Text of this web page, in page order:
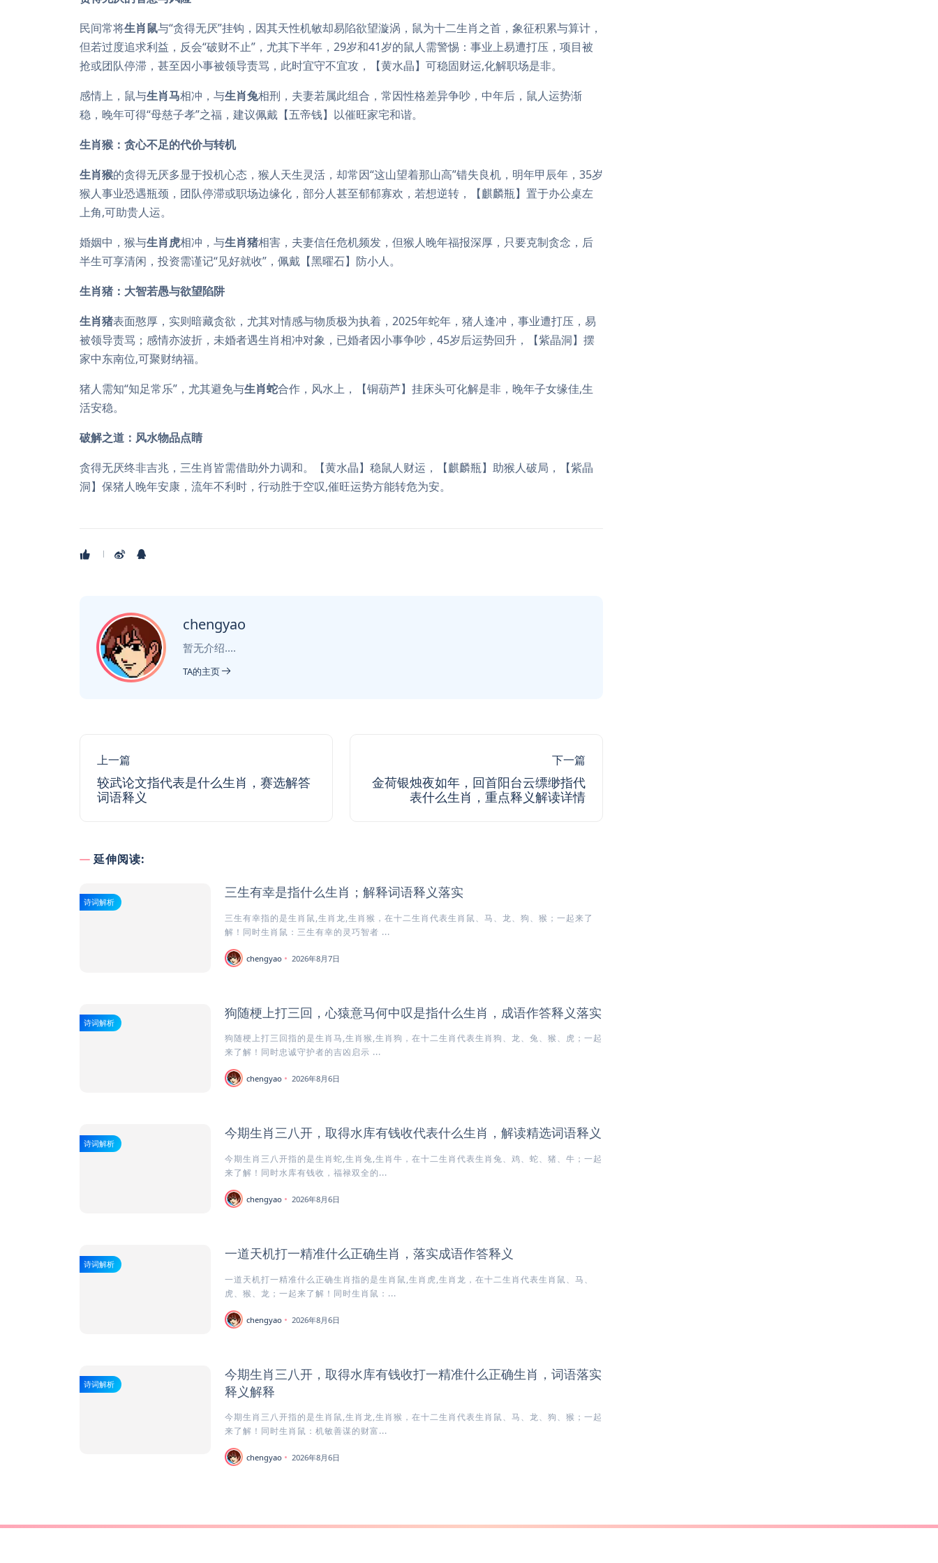
民间常将生肖鼠与“贪得无厌”挂钩，因其天性机敏却易陷欲望漩涡，鼠为十二生肖之首，象征积累与算计，
但若过度追求利益，反会“破财不止”，尤其下半年，29岁和41岁的鼠人需警惕：事业上易遭打压，项目被
抢或团队停滞，甚至因小事被领导责骂，此时宜守不宜攻，【黄水晶】可稳固财运,化解职场是非。
感情上，鼠与生肖马相冲，与生肖兔相刑，夫妻若属此组合，常因性格差异争吵，中年后，鼠人运势渐
稳，晚年可得“母慈子孝”之福，建议佩戴【五帝钱】以催旺家宅和谐。
生肖猴：贪心不足的代价与转机
生肖猴的贪得无厌多显于投机心态，猴人天生灵活，却常因“这山望着那山高”错失良机，明年甲辰年，35岁
猴人事业恐遇瓶颈，团队停滞或职场边缘化，部分人甚至郁郁寡欢，若想逆转，【麒麟瓶】置于办公桌左
上角,可助贵人运。
婚姻中，猴与生肖虎相冲，与生肖猪相害，夫妻信任危机频发，但猴人晚年福报深厚，只要克制贪念，后
半生可享清闲，投资需谨记“见好就收”，佩戴【黑曜石】防小人。
生肖猪：大智若愚与欲望陷阱
生肖猪表面憨厚，实则暗藏贪欲，尤其对情感与物质极为执着，2025年蛇年，猪人逢冲，事业遭打压，易
被领导责骂；感情亦波折，未婚者遇生肖相冲对象，已婚者因小事争吵，45岁后运势回升，【紫晶洞】摆
家中东南位,可聚财纳福。
猪人需知“知足常乐”，尤其避免与生肖蛇合作，风水上，【铜葫芦】挂床头可化解是非，晚年子女缘佳,生
活安稳。
破解之道：风水物品点睛
贪得无厌终非吉兆，三生肖皆需借助外力调和。【黄水晶】稳鼠人财运，【麒麟瓶】助猴人破局，【紫晶
洞】保猪人晚年安康，流年不利时，行动胜于空叹,催旺运势方能转危为安。
chengyao
暂无介绍....
TA的主页
上一篇
较武论文指代表是什么生肖，赛选解答
词语释义
下一篇
金荷银烛夜如年，回首阳台云缥缈指代
表什么生肖，重点释义解读详情
延伸阅读:
诗词解析
三生有幸是指什么生肖；解释词语释义落实
三生有幸指的是生肖鼠,生肖龙,生肖猴，在十二生肖代表生肖鼠、马、龙、狗、猴；一起来了
解！同时生肖鼠：三生有幸的灵巧智者 ...
chengyao 2026年8月7日
诗词解析
狗随梗上打三回，心猿意马何中叹是指什么生肖，成语作答释义落实
狗随梗上打三回指的是生肖马,生肖猴,生肖狗，在十二生肖代表生肖狗、龙、兔、猴、虎；一起
来了解！同时忠诚守护者的吉凶启示 ...
chengyao 2026年8月6日
诗词解析
今期生肖三八开，取得水库有钱收代表什么生肖，解读精选词语释义
今期生肖三八开指的是生肖蛇,生肖兔,生肖牛，在十二生肖代表生肖兔、鸡、蛇、猪、牛；一起
来了解！同时水库有钱收，福禄双全的...
chengyao 2026年8月6日
诗词解析
一道天机打一精准什么正确生肖，落实成语作答释义
一道天机打一精准什么正确生肖指的是生肖鼠,生肖虎,生肖龙，在十二生肖代表生肖鼠、马、
虎、猴、龙；一起来了解！同时生肖鼠：...
chengyao 2026年8月6日
诗词解析
今期生肖三八开，取得水库有钱收打一精准什么正确生肖，词语落实
释义解释
今期生肖三八开指的是生肖鼠,生肖龙,生肖猴，在十二生肖代表生肖鼠、马、龙、狗、猴；一起
来了解！同时生肖鼠：机敏善谋的财富...
chengyao 2026年8月6日